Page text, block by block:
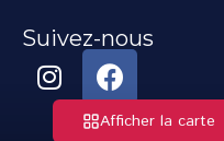
Afficher la carte
Suivez-nous